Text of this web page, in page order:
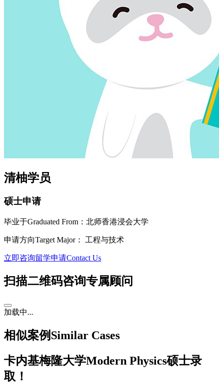
清柚学员
硕士申请
毕业于Graduated From ：北师香港浸会大学
申请方向Target Major： 工程与技术
立即咨询留学申请Contact Us
扫描二维码咨询专属顾问
加载中...
相似案例Similar Cases
卡内基梅隆大学Modern Physics硕士录
取！